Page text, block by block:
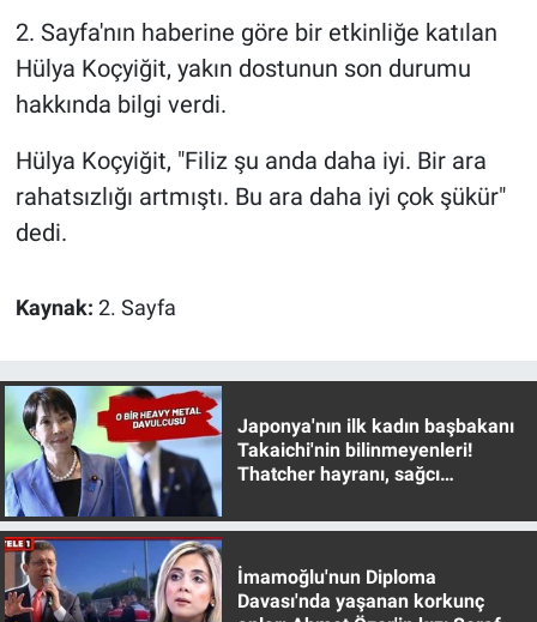
2. Sayfa'nın haberine göre bir etkinliğe katılan
Hülya Koçyiğit, yakın dostunun son durumu
hakkında bilgi verdi.
Hülya Koçyiğit, "Filiz şu anda daha iyi. Bir ara
rahatsızlığı artmıştı. Bu ara daha iyi çok şükür"
dedi.
Kaynak: 2. Sayfa
Japonya'nın ilk kadın başbakanı
Takaichi'nin bilinmeyenleri!
Thatcher hayranı, sağcı
İmamoğlu'nun Diploma
Davası'nda yaşanan korkunç
Kimdir
Koronavirüs
Kültür Sanat
Ne demişti
Programlar
Sağlık
Spor
Teknoloji